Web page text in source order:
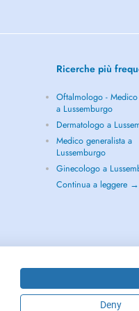
Ricerche più
Oftalmologo -
a Lussemburgo
Dermatologo a
Medico generalista a
Lussemburgo
Ginecologo a
Continua a leggere →
Deny